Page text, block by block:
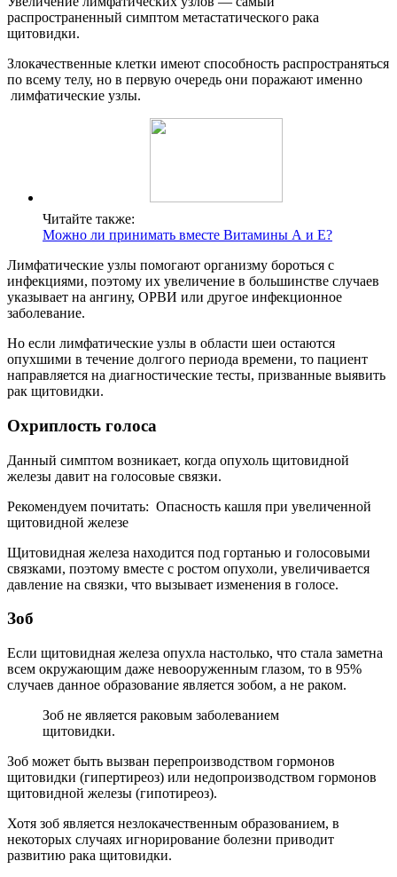
распространенный симптом метастатического рака
щитовидки.
Злокачественные клетки имеют способность распространяться
по всему телу, но в первую очередь они поражают именно
лимфатические узлы.
Читайте также:
Можно ли принимать вместе Витамины А и Е?
Лимфатические узлы помогают организму бороться с
инфекциями, поэтому их увеличение в большинстве случаев
указывает на ангину, ОРВИ или другое инфекционное
заболевание.
Но если лимфатические узлы в области шеи остаются
опухшими в течение долгого периода времени, то пациент
направляется на диагностические тесты, призванные выявить
рак щитовидки.
Охриплость голоса
Данный симптом возникает, когда опухоль щитовидной
железы давит на голосовые связки.
Рекомендуем почитать: Опасность кашля при увеличенной
щитовидной железе
Щитовидная железа находится под гортанью и голосовыми
связками, поэтому вместе с ростом опухоли, увеличивается
давление на связки, что вызывает изменения в голосе.
Зоб
Если щитовидная железа опухла настолько, что стала заметна
всем окружающим даже невооруженным глазом, то в 95%
случаев данное образование является зобом, а не раком.
Зоб не является раковым заболеванием
щитовидки.
Зоб может быть вызван перепроизводством гормонов
щитовидки (гипертиреоз) или недопроизводством гормонов
щитовидной железы (гипотиреоз).
Хотя зоб является незлокачественным образованием, в
некоторых случаях игнорирование болезни приводит
развитию рака щитовидки.